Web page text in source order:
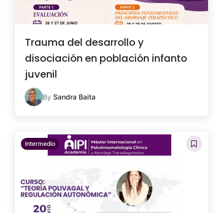
Trauma del desarrollo y
disociación en población infanto
juvenil
By Sandra Baita
Intermedio